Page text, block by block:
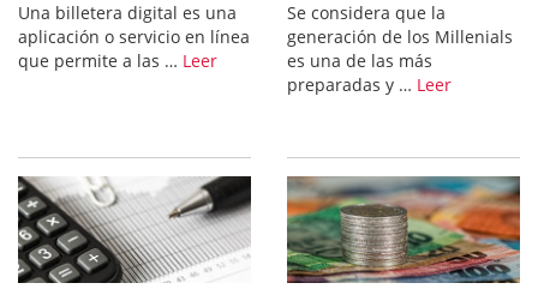
Una billetera digital es una
aplicación o servicio en línea
que permite a las … Leer
Se considera que la
generación de los Millenials
es una de las más
preparadas y … Leer